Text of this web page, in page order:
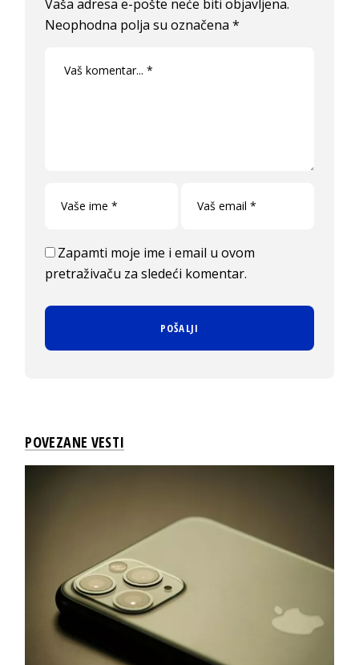
Vaša adresa e-pošte neće biti objavljena.
Neophodna polja su označena*
Zapamti moje ime i email u ovom
pretraživaču za sledeći komentar.
POVEZANE VESTI